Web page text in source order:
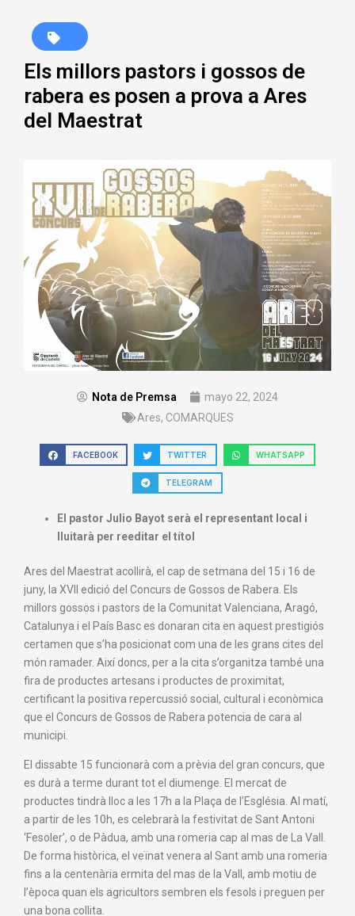
Els millors pastors i gossos de
rabera es posen a prova a Ares
del Maestrat
Nota de Premsa
mayo 22, 2024
Ares, COMARQUES
FACEBOOK TWITTER WHATSAPP
TELEGRAM
El pastor Julio Bayot serà el representant local i
lluitarà per reeditar el títol
Ares del Maestrat acollirà, el cap de setmana del 15 i 16 de
juny, la XVII edició del Concurs de Gossos de Rabera. Els
millors gossos i pastors de la Comunitat Valenciana, Aragó,
Catalunya i el País Basc es donaran cita en aquest prestigiós
certamen que s’ha posicionat com una de les grans cites del
món ramader. Així doncs, per a la cita s’organitza també una
fira de productes artesans i productes de proximitat,
certificant la positiva repercussió social, cultural i econòmica
que el Concurs de Gossos de Rabera potencia de cara al
municipi.
El dissabte 15 funcionarà com a prèvia del gran concurs, que
es durà a terme durant tot el diumenge. El mercat de
productes tindrà lloc a les 17h a la Plaça de l’Església. Al matí,
a partir de les 10h, es celebrarà la festivitat de Sant Antoni
‘Fesoler’, o de Pàdua, amb una romeria cap al mas de La Vall.
De forma històrica, el veïnat venera al Sant amb una romeria
fins a la centenària ermita del mas de la Vall, amb motiu de
l’època quan els agricultors sembren els fesols i preguen per
una bona collita.